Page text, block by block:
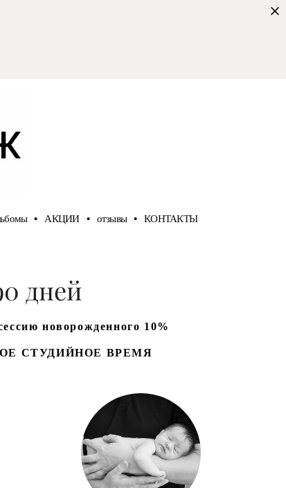
• АКЦИИ • отзывы • КОНТАКТЫ
дней
новорожденного 10%
СТУДИЙНОЕ ВРЕМЯ